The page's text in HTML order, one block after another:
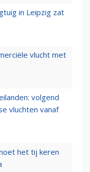
in Leipzig zat
vlucht met
volgend
vluchten vanaf
het tij keren